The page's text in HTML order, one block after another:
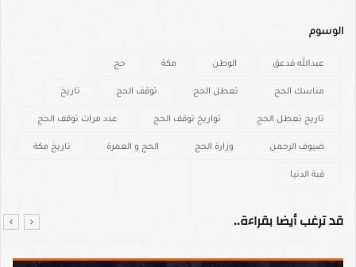
الوسوم
عبدالله فدعق الوطن مكة حج
مناسك الحج تعطل الحج توقف الحج تاريخ
تاريخ تعطل الحج تواريخ توقف الحج عدد مرات توقف الحج
ضيوف الرحمن وزارة الحج الحج و العمرة تاريخ مكة
قبة الدنيا
قد ترغب أيضا بقراءة..